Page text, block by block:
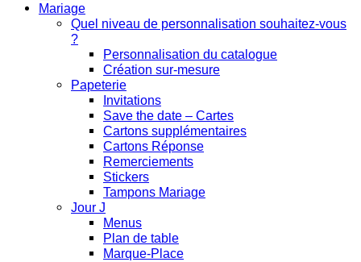
Mariage
Quel niveau de personnalisation souhaitez-vous
?
Personnalisation du catalogue
Création sur-mesure
Papeterie
Invitations
Save the date – Cartes
Cartons supplémentaires
Cartons Réponse
Remerciements
Stickers
Tampons Mariage
Jour J
Menus
Plan de table
Marque-Place